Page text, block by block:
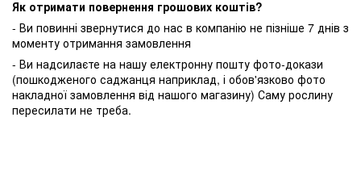
Як отримати повернення грошових коштів?
- Ви повинні звернутися до нас в компанію не пізніше 7 днів з
моменту отримання замовлення
- Ви надсилаєте на нашу електронну пошту фото-докази
(пошкодженого саджанця наприклад, і обов'язково фото
накладної замовлення від нашого магазину) Саму рослину
пересилати не треба.